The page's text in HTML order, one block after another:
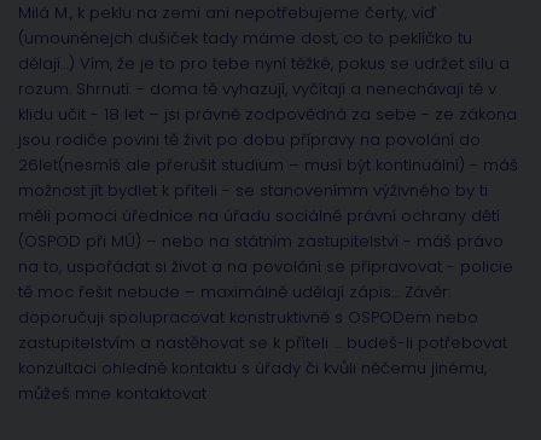
Milá M., k peklu na zemi ani nepotřebujeme čerty, viď
(umouněnejch dušiček tady máme dost, co to peklíčko tu
dělají…) Vím, že je to pro tebe nyní těžké, pokus se udržet sílu a
rozum. Shrnutí: - doma tě vyhazují, vyčítají a nenechávají tě v
klidu učit - 18 let – jsi právně zodpovědná za sebe - ze zákona
jsou rodiče povini tě živit po dobu přípravy na povolání do
26let(nesmíš ale přerušit studium – musí být kontinuální) - máš
možnost jít bydlet k příteli - se stanovenímm výživného by ti
měli pomoci úřednice na úřadu sociálně právní ochrany dětí
(OSPOD při MÚ) – nebo na státním zastupitelství - máš právo
na to, uspořádat si život a na povolání se připravovat - policie
tě moc řešit nebude – maximálně udělají zápis… Závěr:
doporučuji spolupracovat konstruktivně s OSPODem nebo
zastupitelstvím a nastěhovat se k příteli … budeš-li potřebovat
konzultaci ohledně kontaktu s úřady či kvůli něčemu jinému,
můžeš mne kontaktovat